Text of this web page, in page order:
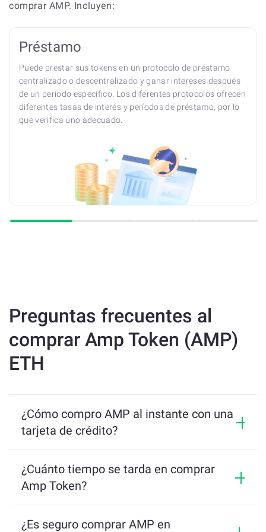
comprar AMP. Incluyen:
Préstamo
Puede prestar sus tokens en un protocolo de préstamo
centralizado o descentralizado y ganar intereses después
de un período específico. Los diferentes protocolos ofrecen
diferentes tasas de interés y períodos de préstamo, por lo
que verifica uno adecuado.
Preguntas frecuentes al
comprar Amp Token (AMP)
ETH
¿Cómo compro AMP al instante con una
tarjeta de crédito?
Dirígete a https://changenow.io
como el token que desea comprar y
seleccione la moneda fiduciaria para pagarla.
Ingrese la dirección de la billetera donde
¿Cuánto tiempo se tarda en comprar
Amp Token?
minutos en establecerse. A lo sumo, espere recibir
¿Es seguro comprar AMP en